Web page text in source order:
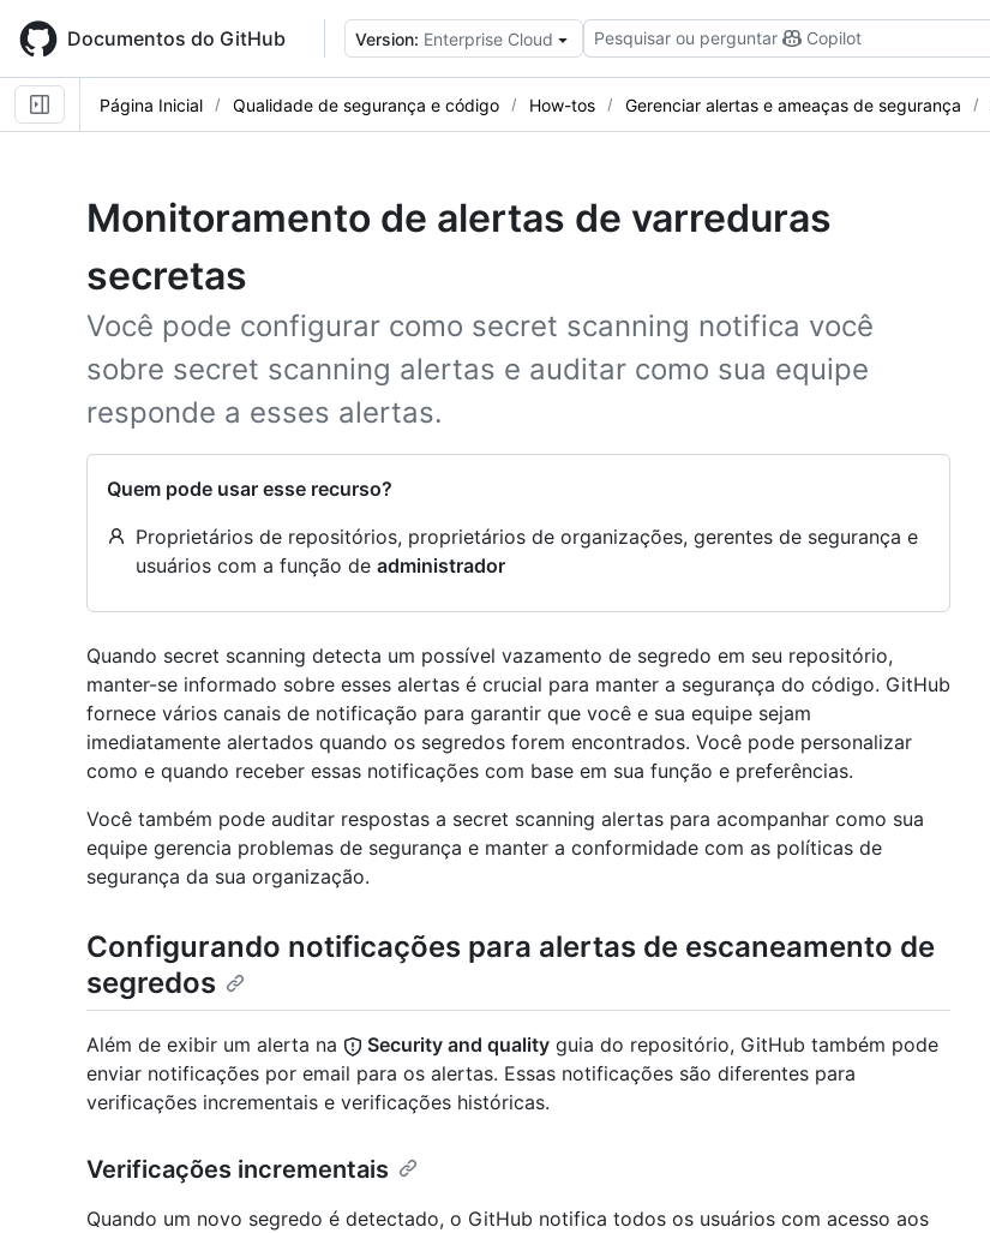
main
content
Documentos do GitHub Version: Enterprise Cloud Pesquisar ou perguntar Copilot
Página Inicial Qualidade de segurança e código How-tos Gerenciar alertas e ameaças de segurança
Monitoramento de alertas de varreduras
secretas
Você pode configurar como secret scanning notifica você
sobre secret scanning alertas e auditar como sua equipe
responde a esses alertas.
Quem pode usar esse recurso?
Proprietários de repositórios, proprietários de organizações, gerentes de segurança e
usuários com a função de administrador
Quando secret scanning detecta um possível vazamento de segredo em seu repositório,
manter-se informado sobre esses alertas é crucial para manter a segurança do código. GitHub
fornece vários canais de notificação para garantir que você e sua equipe sejam
imediatamente alertados quando os segredos forem encontrados. Você pode personalizar
como e quando receber essas notificações com base em sua função e preferências.
Você também pode auditar respostas a secret scanning alertas para acompanhar como sua
equipe gerencia problemas de segurança e manter a conformidade com as políticas de
segurança da sua organização.
Configurando notificações para alertas de escaneamento de
segredos
Além de exibir um alerta na Security and quality guia do repositório, GitHub também pode
enviar notificações por email para os alertas. Essas notificações são diferentes para
verificações incrementais e verificações históricas.
Verificações incrementais
Quando um novo segredo é detectado, o GitHub notifica todos os usuários com acesso aos